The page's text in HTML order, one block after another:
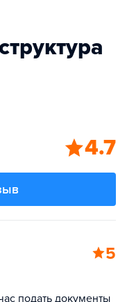
4.7
5
подать документы